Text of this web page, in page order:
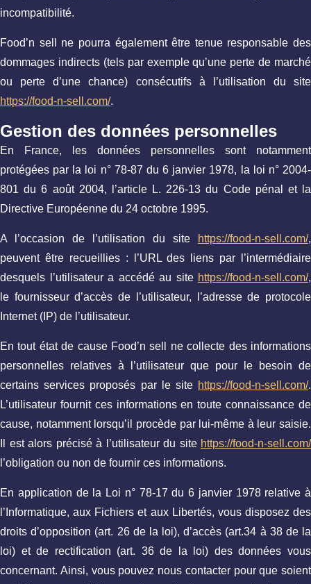
incompatibilité.
Food’n sell ne pourra également être tenue responsable des
dommages indirects (tels par exemple qu’une perte de marché
ou perte d’une chance) consécutifs à l’utilisation du site
https://food-n-sell.com/.
Gestion des données personnelles
En France, les données personnelles sont notamment
protégées par la loi n° 78-87 du 6 janvier 1978, la loi n° 2004-
801 du 6 août 2004, l’article L. 226-13 du Code pénal et la
Directive Européenne du 24 octobre 1995.
A l’occasion de l’utilisation du site https://food-n-sell.com/,
peuvent être recueillies : l’URL des liens par l’intermédiaire
desquels l’utilisateur a accédé au site https://food-n-sell.com/,
le fournisseur d’accès de l’utilisateur, l’adresse de protocole
Internet (IP) de l’utilisateur.
En tout état de cause Food’n sell ne collecte des informations
personnelles relatives à l’utilisateur que pour le besoin de
certains services proposés par le site https://food-n-sell.com/.
L’utilisateur fournit ces informations en toute connaissance de
cause, notamment lorsqu’il procède par lui-même à leur saisie.
Il est alors précisé à l’utilisateur du site https://food-n-sell.com/
l’obligation ou non de fournir ces informations.
En application de la Loi n° 78-17 du 6 janvier 1978 relative à
l’Informatique, aux Fichiers et aux Libertés, vous disposez des
droits d’opposition (art. 26 de la loi), d’accès (art.34 à 38 de la
loi) et de rectification (art. 36 de la loi) des données vous
concernant. Ainsi, vous pouvez nous contacter pour que soient